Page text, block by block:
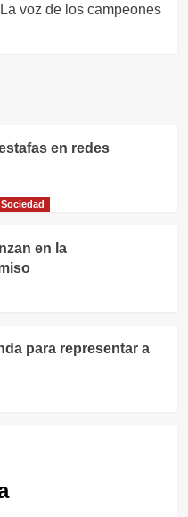
La voz de los campeones
en redes
Sociedad
en la
para representar a